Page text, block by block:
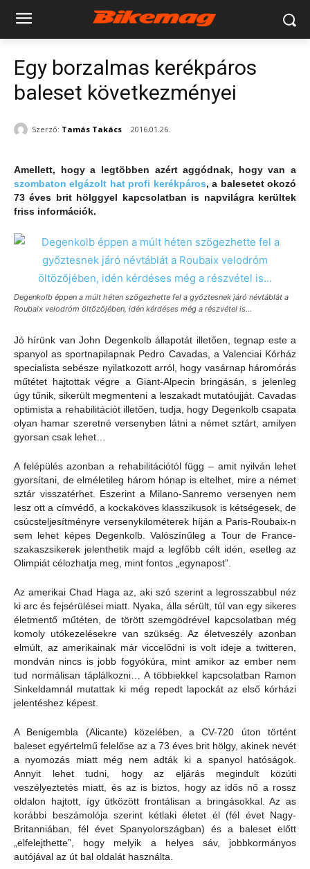
Egy borzalmas kerékpáros
baleset következményei
Szerző: Tamás Takács 2016.01.26.
Amellett, hogy a legtöbben azért aggódnak, hogy van a
szombaton elgázolt hat profi kerékpáros, a balesetet okozó
73 éves brit hölggyel kapcsolatban is napvilágra kerültek
friss információk.
Degenkolb éppen a múlt héten szögezhette fel a győztesnek járó névtáblát a
Roubaix velodróm öltözőjében, idén kérdéses még a részvétel is…
Jó hírünk van John Degenkolb állapotát illetően, tegnap este a
spanyol as sportnapilapnak Pedro Cavadas, a Valenciai Kórház
specialista sebésze nyilatkozott arról, hogy vasárnap háromórás
műtétet hajtottak végre a Giant-Alpecin bringásán, s jelenleg
úgy tűnik, sikerült megmenteni a leszakadt mutatóujját. Cavadas
optimista a rehabilitációt illetően, tudja, hogy Degenkolb csapata
olyan hamar szeretné versenyben látni a német sztárt, amilyen
gyorsan csak lehet…
A felépülés azonban a rehabilitációtól függ – amit nyilván lehet
gyorsítani, de elméletileg három hónap is eltelhet, mire a német
sztár visszatérhet. Eszerint a Milano-Sanremo versenyen nem
lesz ott a címvédő, a kockaköves klasszikusok is kétségesek, de
csúcsteljesítményre versenykilométerek híján a Paris-Roubaix-n
sem lehet képes Degenkolb. Valószínűleg a Tour de France-
szakaszsikerek jelenthetik majd a legfőbb célt idén, esetleg az
Olimpiát célozhatja meg, mint fontos „egynapost”.
Az amerikai Chad Haga az, aki szó szerint a legrosszabbul néz
ki arc és fejsérülései miatt. Nyaka, álla sérült, túl van egy sikeres
életmentő műtéten, de törött szemgödrével kapcsolatban még
komoly utókezelésekre van szükség. Az életveszély azonban
elmúlt, az amerikainak már viccelődni is volt ideje a twitteren,
mondván nincs is jobb fogyókúra, mint amikor az ember nem
tud normálisan táplálkozni… A többiekkel kapcsolatban Ramon
Sinkeldamnál mutattak ki még repedt lapockát az első kórházi
jelentéshez képest.
A Benigembla (Alicante) közelében, a CV-720 úton történt
baleset egyértelmű felelőse az a 73 éves brit hölgy, akinek nevét
a nyomozás miatt még nem adták ki a spanyol hatóságok.
Annyit lehet tudni, hogy az eljárás megindult közúti
veszélyeztetés miatt, és az is biztos, hogy az idős nő a rossz
oldalon hajtott, így ütközött frontálisan a bringásokkal. Az as
korábbi beszámolója szerint kétlaki életet él (fél évet Nagy-
Britanniában, fél évet Spanyolországban) és a baleset előtt
„elfelejthette”, hogy melyik a helyes sáv, jobbkormányos
autójával az út bal oldalát használta.